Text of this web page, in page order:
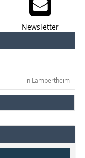
Newsletter
in Lampertheim